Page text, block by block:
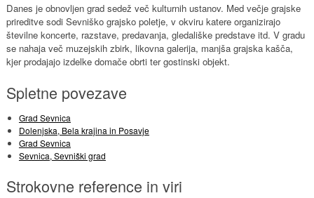
Danes je obnovljen grad sedež več kulturnih ustanov. Med večje grajske
prireditve sodi Sevniško grajsko poletje, v okviru katere organizirajo
številne koncerte, razstave, predavanja, gledališke predstave itd. V gradu
se nahaja več muzejskih zbirk, likovna galerija, manjša grajska kašča,
kjer prodajajo izdelke domače obrti ter gostinski objekt.
Spletne povezave
Grad Sevnica
Dolenjska, Bela krajina in Posavje
Grad Sevnica
Sevnica, Sevniški grad
Strokovne reference in viri